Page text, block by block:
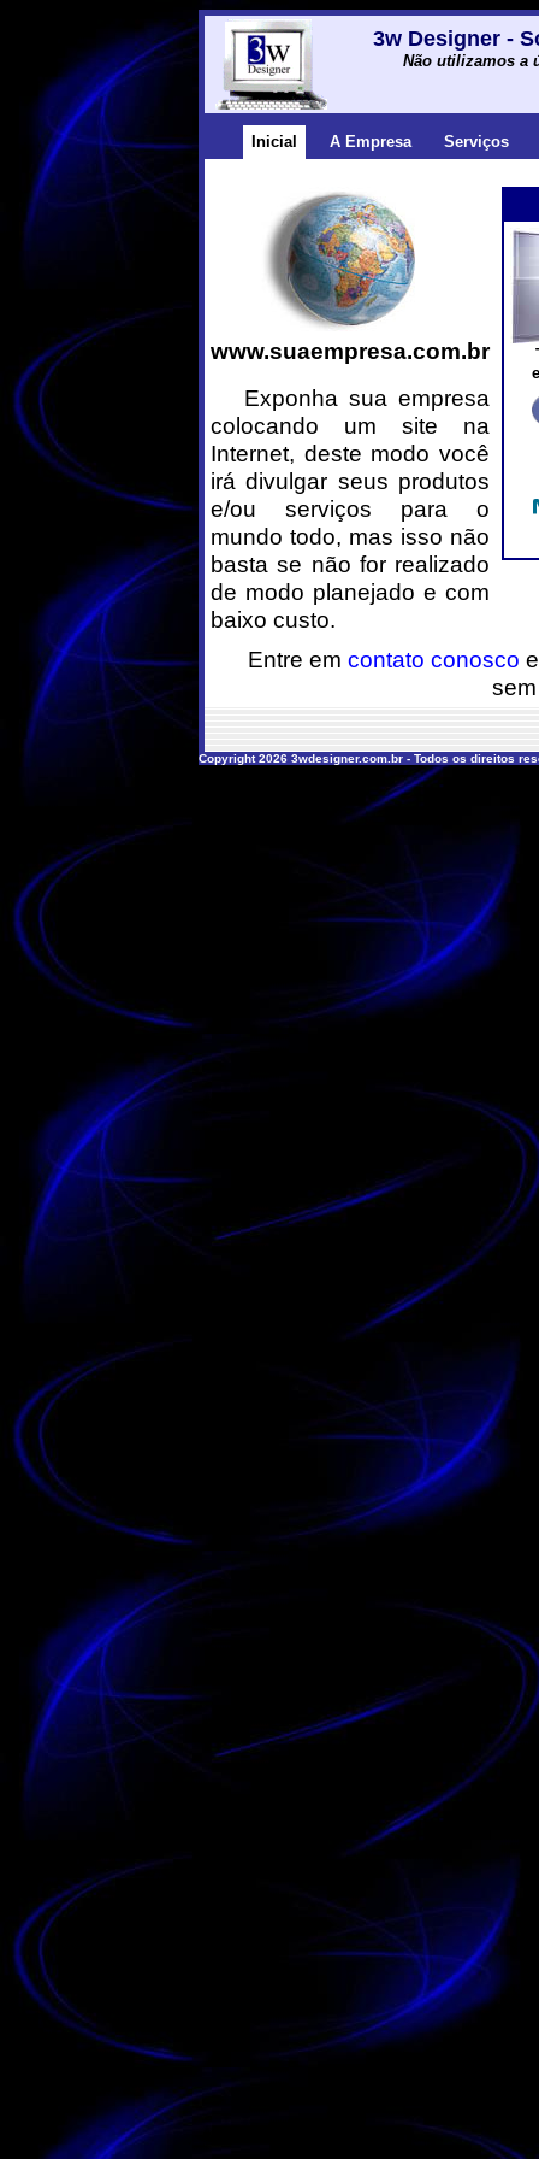
3w Designer -
Não utilizamos a
Inicial A Empresa Serviços
www.suaempresa.com.br
Exponha sua empresa
colocando um site na
Internet, deste modo você
irá divulgar seus produtos
e/ou serviços para o
mundo todo, mas isso não
basta se não for realizado
de modo planejado e com
baixo custo.
Entre em contato conosco
Copyright 2026 3wdesigner.com.br - Todos os direitos